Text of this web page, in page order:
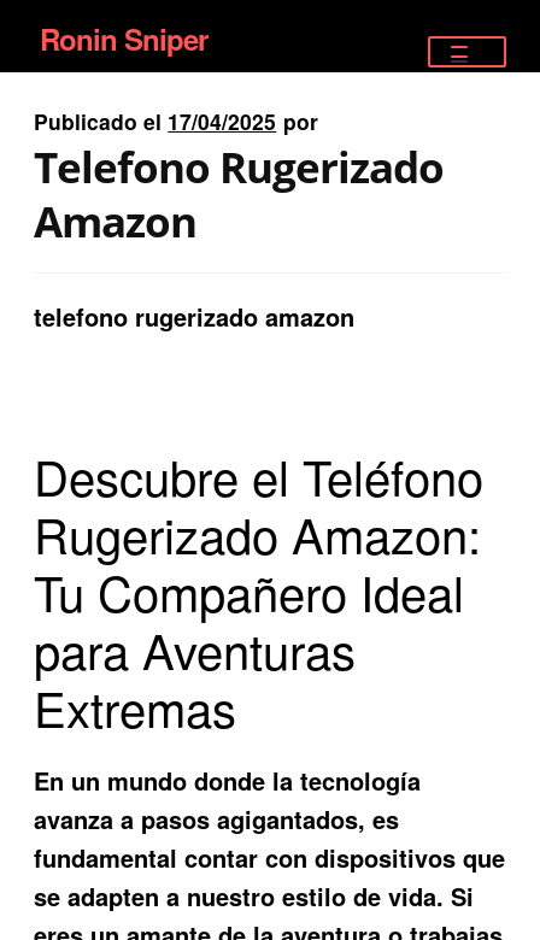
Ir
a
la
navegación
Ir
al
contenido
Ronin Sniper
EQUIPAMIENTO ÉLITE
SATELITALES
Publicado el 17/04/2025 por
Telefono Rugerizado
Amazon
telefono rugerizado amazon
Descubre el Teléfono
Rugerizado Amazon:
Tu Compañero Ideal
para Aventuras
Extremas
En un mundo donde la tecnología
avanza a pasos agigantados, es
fundamental contar con dispositivos que
se adapten a nuestro estilo de vida. Si